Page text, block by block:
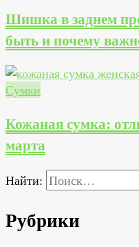
Шишка в заднем
быть и почему
Сумки
Кожаная сумка:
марта
Найти:
Рубрики